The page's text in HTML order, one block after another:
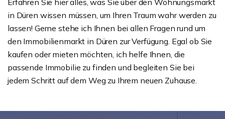
Erfahren Sie hier alles, was Sie über den Wohnungsmarkt
in Düren wissen müssen, um Ihren Traum wahr werden zu
lassen! Gerne stehe ich Ihnen bei allen Fragen rund um
den Immobilienmarkt in Düren zur Verfügung. Egal ob Sie
kaufen oder mieten möchten, ich helfe Ihnen, die
passende Immobilie zu finden und begleiten Sie bei
jedem Schritt auf dem Weg zu Ihrem neuen Zuhause.